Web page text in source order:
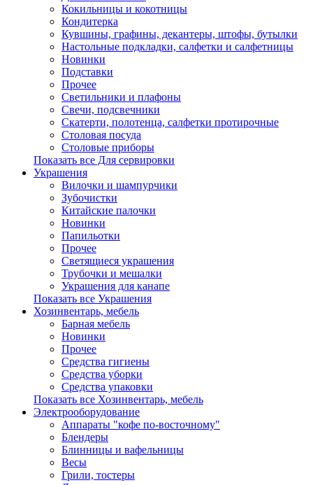
Кокильницы и кокотницы
Кондитерка
Кувшины, графины, декантеры, штофы, бутылки
Настольные подкладки, салфетки и салфетницы
Новинки
Подставки
Прочее
Светильники и плафоны
Свечи, подсвечники
Скатерти, полотенца, салфетки протирочные
Столовая посуда
Столовые приборы
Показать все Для сервировки
Украшения
Вилочки и шампурчики
Зубочистки
Китайские палочки
Новинки
Папильотки
Прочее
Светящиеся украшения
Трубочки и мешалки
Украшения для канапе
Показать все Украшения
Хозинвентарь, мебель
Барная мебель
Новинки
Прочее
Средства гигиены
Средства уборки
Средства упаковки
Показать все Хозинвентарь, мебель
Электрооборудование
Аппараты "кофе по-восточному"
Блендеры
Блинницы и вафельницы
Весы
Грили, тостеры